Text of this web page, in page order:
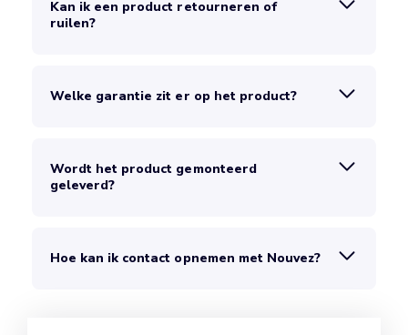
Kan ik een product retourneren of
ruilen?
Welke garantie zit er op het product?
Wordt het product gemonteerd
geleverd?
Hoe kan ik contact opnemen met Nouvez?